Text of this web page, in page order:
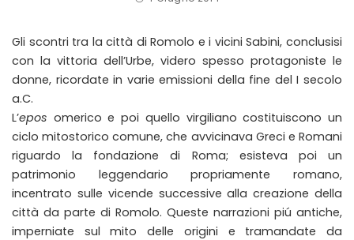
Gli scontri tra la città di Romolo e i vicini Sabini, conclusisi
con la vittoria dell’Urbe, videro spesso protagoniste le
donne, ricordate in varie emissioni della fine del I secolo
a.C.
L’epos omerico e poi quello virgiliano costituiscono un
ciclo mitostorico comune, che avvicinava Greci e Romani
riguardo la fondazione di Roma; esisteva poi un
patrimonio leggendario propriamente romano,
incentrato sulle vicende successive alla creazione della
città da parte di Romolo. Queste narrazioni piú antiche,
imperniate sul mito delle origini e tramandate da